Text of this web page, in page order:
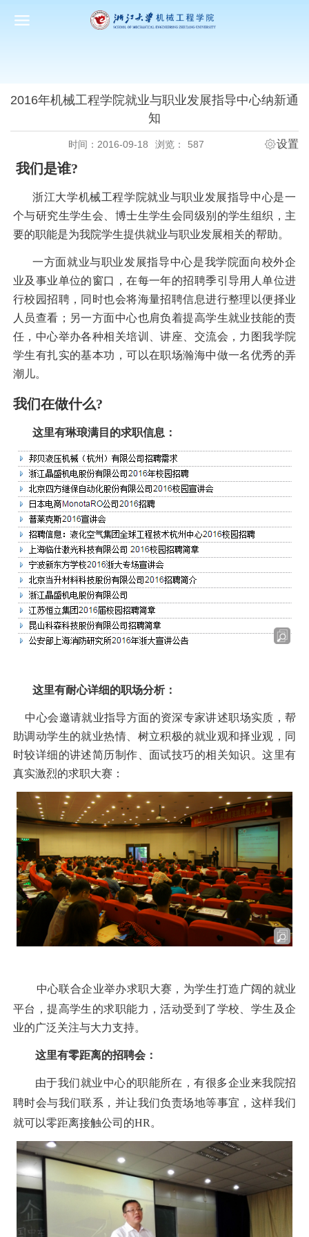
2016年机械工程学院就业与职业发展指导中心纳新通
知
时间：2016-09-18 浏览： 587 设置
我们是谁?
浙江大学机械工程学院就业与职业发展指导中心是一
个与研究生学生会、博士生学生会同级别的学生组织，主
要的职能是为我院学生提供就业与职业发展相关的帮助。
一方面就业与职业发展指导中心是我学院面向校外企
业及事业单位的窗口，在每一年的招聘季引导用人单位进
行校园招聘，同时也会将海量招聘信息进行整理以便择业
人员查看；另一方面中心也肩负着提高学生就业技能的责
任，中心举办各种相关培训、讲座、交流会，力图我学院
学生有扎实的基本功，可以在职场瀚海中做一名优秀的弄
潮儿。
我们在做什么?
这里有琳琅满目的求职信息：
这里有耐心详细的职场分析：
中心会邀请就业指导方面的资深专家讲述职场实质，帮
助调动学生的就业热情、树立积极的就业观和择业观，同
时较详细的讲述简历制作、面试技巧的相关知识。这里有
真实激烈的求职大赛：
中心联合企业举办求职大赛，为学生打造广阔的就业
平台，提高学生的求职能力，活动受到了学校、学生及企
业的广泛关注与大力支持。
这里有零距离的招聘会：
由于我们就业中心的职能所在 ，有很多企业来我院招
聘时会与我们联系， 并让我们负责场地等事宜，这样我们
就可以零距离接触公司的HR。